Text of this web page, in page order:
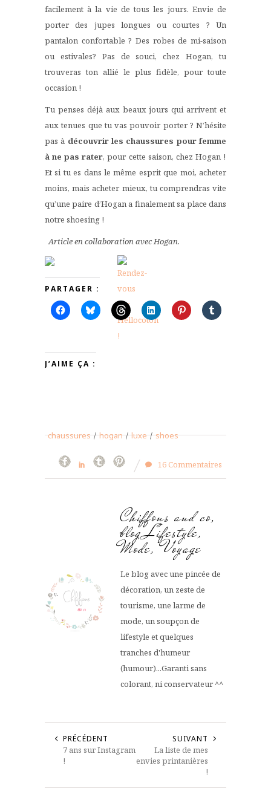
facilement à la vie de tous les jours. Envie de
porter des jupes longues ou courtes ? Un
pantalon confortable ? Des robes de mi-saison
ou estivales? Pas de souci, chez Hogan, tu
trouveras ton allié le plus fidèle, pour toute
occasion !
Tu penses déjà aux beaux jours qui arrivent et
aux tenues que tu vas pouvoir porter ? N’hésite
pas à découvrir les chaussures pour femme
à ne pas rater, pour cette saison, chez Hogan !
Et si tu es dans le même esprit que moi, acheter
moins, mais acheter mieux, tu comprendras vite
qu’une paire d’Hogan a finalement sa place dans
notre shoesing !
Article en collaboration avec Hogan.
PARTAGER :
J’AIME ÇA :
chaussures / hogan / luxe / shoes
16 Commentaires
Chiffons and co,
blog Lifestyle,
Mode, Voyage
Le blog avec une pincée de
décoration, un zeste de
tourisme, une larme de
mode, un soupçon de
lifestyle et quelques
tranches d'humeur
(humour)...Garanti sans
colorant, ni conservateur ^^
PRÉCÉDENT
7 ans sur Instagram
!
SUIVANT
La liste de mes
envies printanières
!